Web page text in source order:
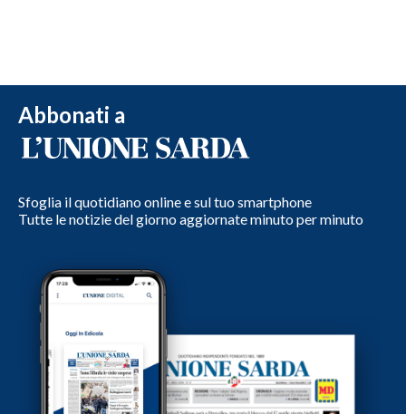
Abbonati a
Sfoglia il quotidiano online e sul tuo smartphone
Tutte le notizie del giorno aggiornate minuto per minuto